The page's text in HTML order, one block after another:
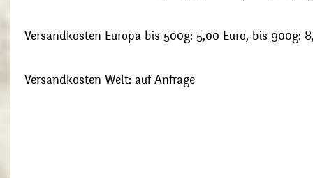
Versandkosten Europa bis 500g: 5,00 Euro, bis 900g:
Versandkosten Welt: auf Anfrage